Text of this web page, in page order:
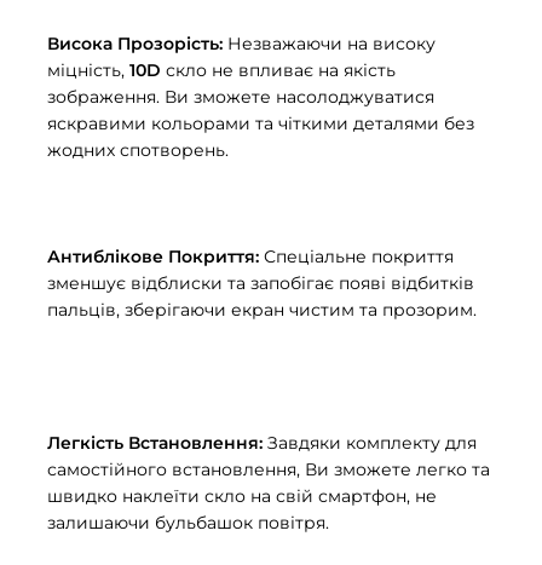
Висока Прозорість: Незважаючи на високу
міцність, 10D скло не впливає на якість
зображення. Ви зможете насолоджуватися
яскравими кольорами та чіткими деталями без
жодних спотворень.
Антиблікове Покриття: Спеціальне покриття
зменшує відблиски та запобігає появі відбитків
пальців, зберігаючи екран чистим та прозорим.
Легкість Встановлення: Завдяки комплекту для
самостійного встановлення, Ви зможете легко та
швидко наклеїти скло на свій смартфон, не
залишаючи бульбашок повітря.